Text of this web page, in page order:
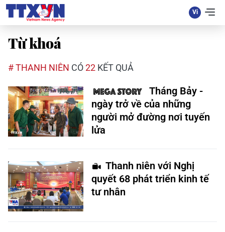
Từ khoá
# THANH NIÊN CÓ22 KẾT QUẢ
Tháng Bảy -
ngày trở về của những
người mở đường nơi tuyến
lửa
Thanh niên với Nghị
quyết 68 phát triển kinh tế
tư nhân